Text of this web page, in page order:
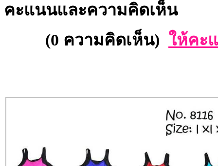
คะแนนและความคิดเห็น
(0 ความคิดเห็น) ให้คะ